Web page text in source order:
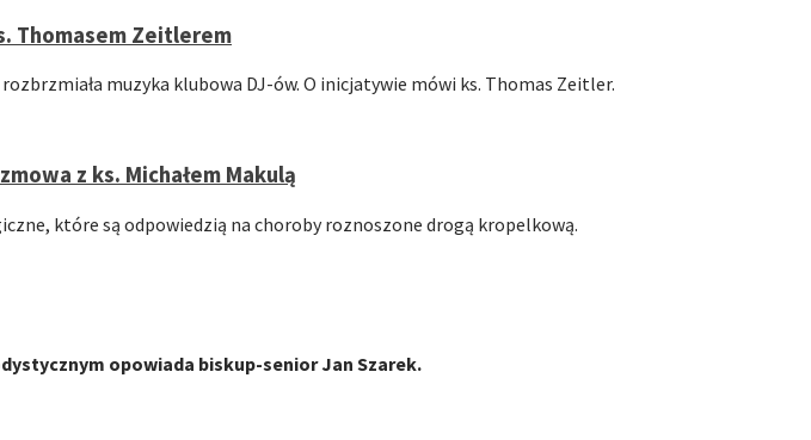
Thomasem Zeitlerem
muzyka klubowa DJ-ów. O inicjatywie mówi ks. Thomas Zeitler.
z ks. Michałem Makulą
które są odpowiedzią na choroby roznoszone drogą kropelkową.
opowiada biskup-senior Jan Szarek.